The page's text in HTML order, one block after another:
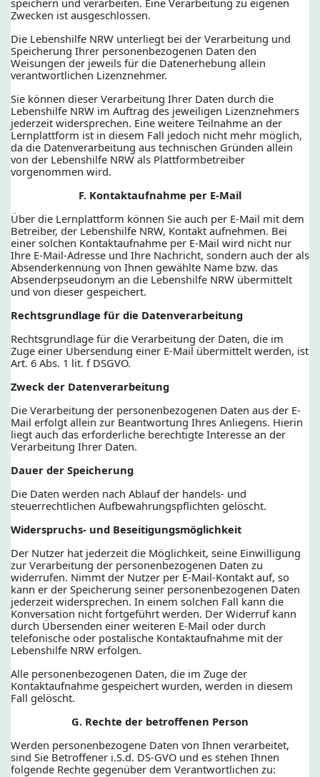
speichern und verarbeiten. Eine Verarbeitung zu eigenen
Zwecken ist ausgeschlossen.
Die Lebenshilfe NRW unterliegt bei der Verarbeitung und
Speicherung Ihrer personenbezogenen Daten den
Weisungen der jeweils für die Datenerhebung allein
verantwortlichen Lizenznehmer.
Sie können dieser Verarbeitung Ihrer Daten durch die
Lebenshilfe NRW im Auftrag des jeweiligen Lizenznehmers
jederzeit widersprechen. Eine weitere Teilnahme an der
Lernplattform ist in diesem Fall jedoch nicht mehr möglich,
da die Datenverarbeitung aus technischen Gründen allein
von der Lebenshilfe NRW als Plattformbetreiber
vorgenommen wird.
F. Kontaktaufnahme per E-Mail
Über die Lernplattform können Sie auch per E-Mail mit dem
Betreiber, der Lebenshilfe NRW, Kontakt aufnehmen. Bei
einer solchen Kontaktaufnahme per E-Mail wird nicht nur
Ihre E-Mail-Adresse und Ihre Nachricht, sondern auch der als
Absenderkennung von Ihnen gewählte Name bzw. das
Absenderpseudonym an die Lebenshilfe NRW übermittelt
und von dieser gespeichert.
Rechtsgrundlage für die Datenverarbeitung
Rechtsgrundlage für die Verarbeitung der Daten, die im
Zuge einer Übersendung einer E-Mail übermittelt werden, ist
Art. 6 Abs. 1 lit. f DSGVO.
Zweck der Datenverarbeitung
Die Verarbeitung der personenbezogenen Daten aus der E-
Mail erfolgt allein zur Beantwortung Ihres Anliegens. Hierin
liegt auch das erforderliche berechtigte Interesse an der
Verarbeitung Ihrer Daten.
Dauer der Speicherung
Die Daten werden nach Ablauf der handels- und
steuerrechtlichen Aufbewahrungspflichten gelöscht.
Widerspruchs- und Beseitigungsmöglichkeit
Der Nutzer hat jederzeit die Möglichkeit, seine Einwilligung
zur Verarbeitung der personenbezogenen Daten zu
widerrufen. Nimmt der Nutzer per E-Mail-Kontakt auf, so
kann er der Speicherung seiner personenbezogenen Daten
jederzeit widersprechen. In einem solchen Fall kann die
Konversation nicht fortgeführt werden. Der Widerruf kann
durch Übersenden einer weiteren E-Mail oder durch
telefonische oder postalische Kontaktaufnahme mit der
Lebenshilfe NRW erfolgen.
Alle personenbezogenen Daten, die im Zuge der
Kontaktaufnahme gespeichert wurden, werden in diesem
Fall gelöscht.
G. Rechte der betroffenen Person
Werden personenbezogene Daten von Ihnen verarbeitet,
sind Sie Betroffener i.S.d. DS-GVO und es stehen Ihnen
folgende Rechte gegenüber dem Verantwortlichen zu: